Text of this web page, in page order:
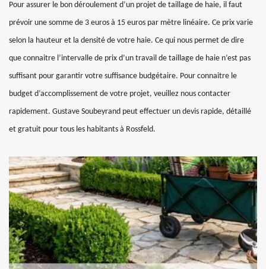
Pour assurer le bon déroulement d’un projet de taillage de haie, il faut
prévoir une somme de 3 euros à 15 euros par mètre linéaire. Ce prix varie
selon la hauteur et la densité de votre haie. Ce qui nous permet de dire
que connaitre l’intervalle de prix d’un travail de taillage de haie n’est pas
suffisant pour garantir votre suffisance budgétaire. Pour connaitre le
budget d’accomplissement de votre projet, veuillez nous contacter
rapidement. Gustave Soubeyrand peut effectuer un devis rapide, détaillé
et gratuit pour tous les habitants à Rossfeld.